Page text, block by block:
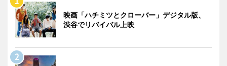
映画「ハチミツとクローバー」デジタル版、
渋谷でリバイバル上映